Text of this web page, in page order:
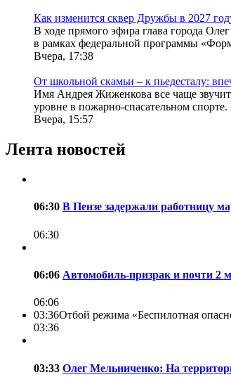
Как изменится сквер Дружбы в 2027
В ходе прямого эфира глава города
в рамках федеральной программы
Вчера, 17:38
От школьной скамьи – к пьедесталу:
Имя Андрея Жиженкова все чаще звучит
уровне в пожарно-спасательном
Вчера, 15:57
Лента новостей
06:30 В Пензе задержали работницу
06:30
06:06 Автомобиль-призрак и почти 2
06:06
03:36Отбой режима «Беспилотная
03:36
03:33 Олег Мельниченко: На